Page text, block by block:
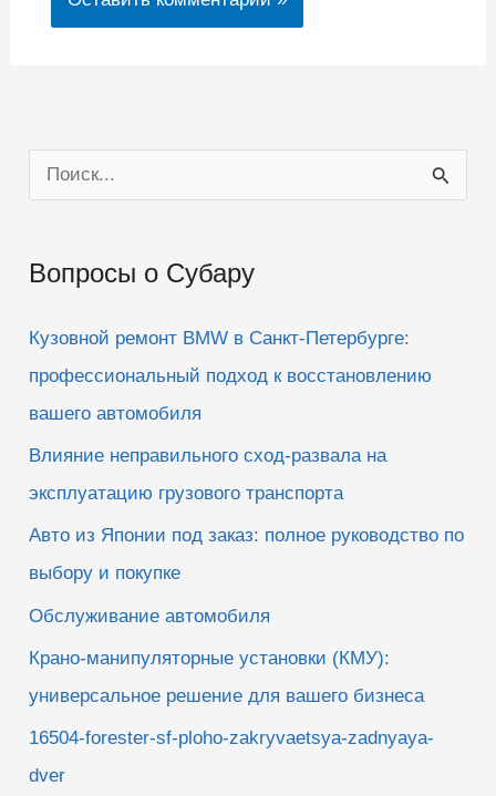
о
с
Вопросы о Субару
Кузовной ремонт BMW в Санкт-Петербурге:
профессиональный подход к восстановлению
вашего автомобиля
Влияние неправильного сход-развала на
эксплуатацию грузового транспорта
Авто из Японии под заказ: полное руководство по
выбору и покупке
Обслуживание автомобиля
Крано-манипуляторные установки (КМУ):
универсальное решение для вашего бизнеса
16504-forester-sf-ploho-zakryvaetsya-zadnyaya-
dver